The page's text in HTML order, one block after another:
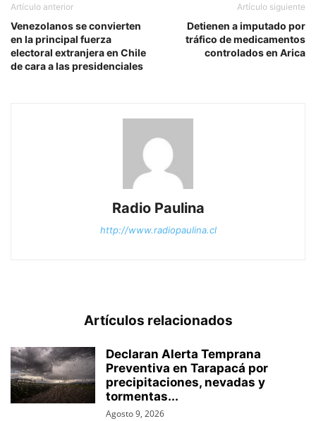
Artículo anterior
Venezolanos se convierten
en la principal fuerza
electoral extranjera en Chile
de cara a las presidenciales
Artículo siguiente
Detienen a imputado por
tráfico de medicamentos
controlados en Arica
Radio Paulina
http://www.radiopaulina.cl
Artículos relacionados
Declaran Alerta Temprana
Preventiva en Tarapacá por
precipitaciones, nevadas y
tormentas...
Agosto 9, 2026